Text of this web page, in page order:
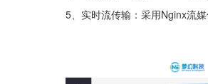
5、实时流传输：采用Nginx流